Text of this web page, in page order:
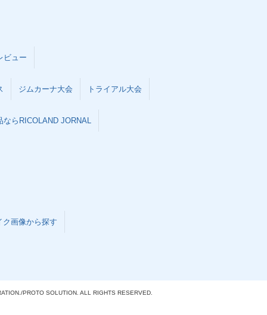
ビュー
ジムカーナ大会 トライアル大会
ならRICOLAND JORNAL
ク画像から探す
PROTO SOLUTION. ALL RIGHTS RESERVED.